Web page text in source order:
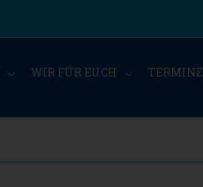
WIR FÜR EUCH TERMINE